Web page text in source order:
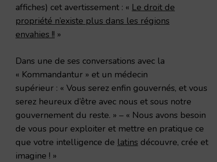
affiches) cet avertissement : « Le droit de
propriété n’existe plus dans les régions
envahies !! »
Dans une de ses conversations avec la
« Kommandantur » et un médecin
supérieur : « Vous serez enfin gouvernés, et vous
serez heureux d’être avec nous et sous notre
gouvernement du reste. » – « Nous avons besoin
de vous pour exploiter et mettre en pratique ce
que votre intelligence de latins découvre, crée et
imagine ! »